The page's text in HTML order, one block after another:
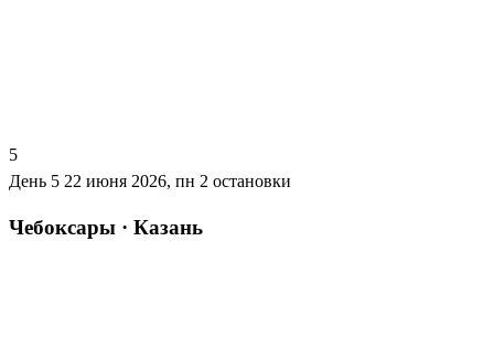
5
День 5 22 июня 2026, пн 2 остановки
Чебоксары · Казань